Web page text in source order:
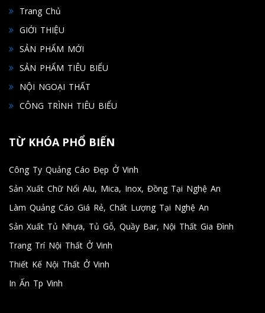
Trang Chủ
GIỚI THIỆU
SẢN PHẨM MỚI
SẢN PHẨM TIÊU BIỂU
NỘI NGOẠI THẤT
CÔNG TRÌNH TIÊU BIỂU
TỪ KHÓA PHỔ BIẾN
Công Ty Quảng Cáo Đẹp Ở Vinh
Sản Xuất Chữ Nổi Alu, Mica, Inox, Đồng Tại Nghệ An
Làm Quảng Cáo Giá Rẻ, Chất Lượng Tại Nghệ An
Sản Xuất Tủ Nhựa, Tủ Gỗ, Quầy Bar, Nội Thất Gia Đình
Trang Trí Nội Thất Ở Vinh
Thiết Kế Nội Thất Ở Vinh
In Ấn Tp Vinh